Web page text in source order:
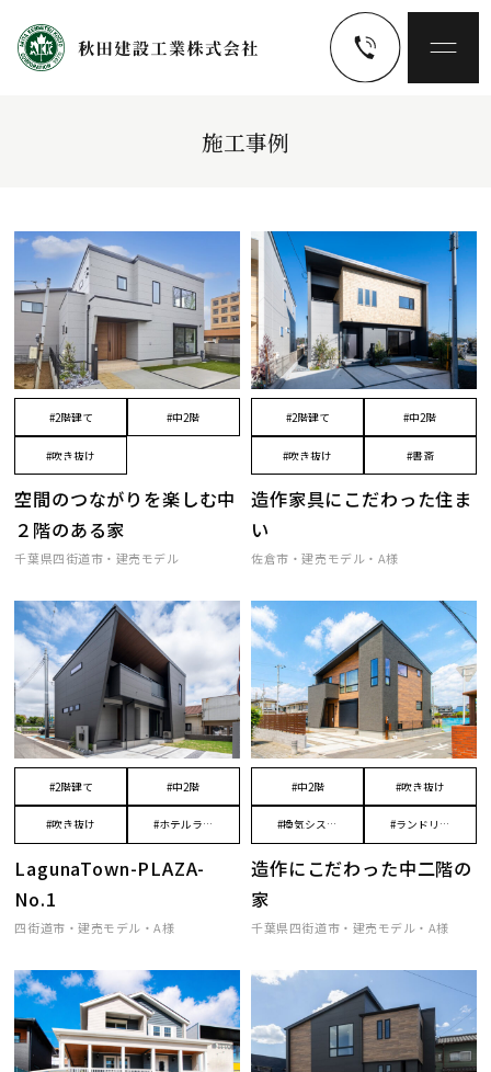
施工事例
#2階建て #中2階
#吹き抜け
空間のつながりを楽しむ中
２階のある家
千葉県四街道市・建売モデル
#2階建て #中2階
#吹き抜け #書斎
造作家具にこだわった住ま
い
佐倉市・建売モデル・A様
#2階建て #中2階
#吹き抜け #ホテルライ
ク
LagunaTown-PLAZA-
No.1
四街道市・建売モデル・A様
#中2階 #吹き抜け
#換気システ
ム
#ランドリー
ルーム
造作にこだわった中二階の
家
千葉県四街道市・建売モデル・A様